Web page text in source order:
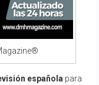
española para